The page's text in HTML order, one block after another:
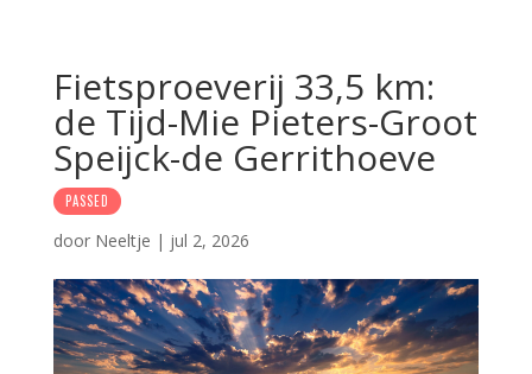
Fietsproeverij 33,5 km:
de Tijd-Mie Pieters-Groot
Speijck-de Gerrithoeve
PASSED
door Neeltje | jul 2, 2026